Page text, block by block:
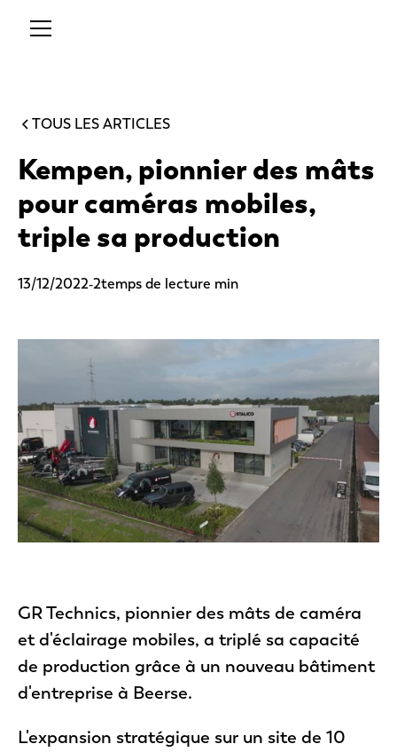
TOUS LES ARTICLES
Kempen, pionnier des mâts
pour caméras mobiles,
triple sa production
13/12/2022-2temps de lecture min
GR Technics, pionnier des mâts de caméra
et d'éclairage mobiles, a triplé sa capacité
de production grâce à un nouveau bâtiment
d'entreprise à Beerse.
L'expansion stratégique sur un site de 10